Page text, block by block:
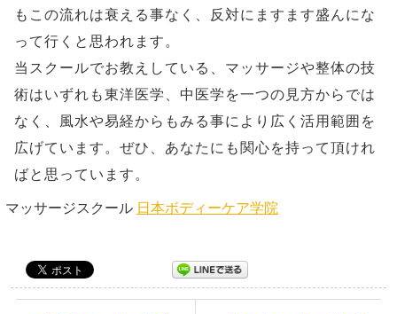
もこの流れは衰える事なく、反対にますます盛んにな
って行くと思われます。
当スクールでお教えしている、マッサージや整体の技
術はいずれも東洋医学、中医学を一つの見方からでは
なく、風水や易経からもみる事により広く活用範囲を
広げています。ぜひ、あなたにも関心を持って頂けれ
ばと思っています。
マッサージスクール 日本ボディーケア学院